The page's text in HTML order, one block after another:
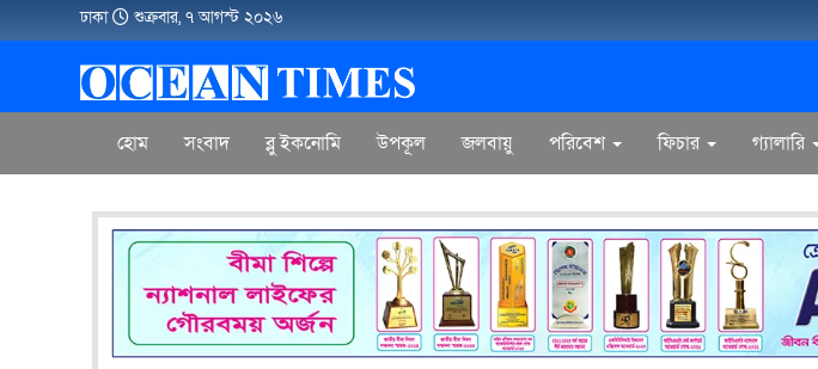
ঢাকা শুক্রবার, ৭ আগস্ট ২০২৬
হোম সংবাদ ব্লু ইকনোমি উপকূল জলবায়ু পরিবেশ ফিচার গ্যালারি